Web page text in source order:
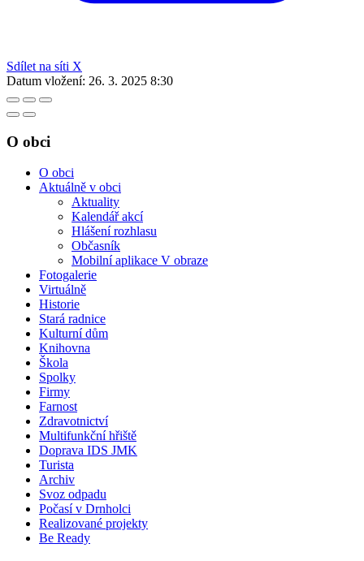
Sdílet na síti X
Datum vložení: 26. 3. 2025 8:30
O obci
O obci
Aktuálně v obci
Aktuality
Kalendář akcí
Hlášení rozhlasu
Občasník
Mobilní aplikace V obraze
Fotogalerie
Virtuálně
Historie
Stará radnice
Kulturní dům
Knihovna
Škola
Spolky
Firmy
Farnost
Zdravotnictví
Multifunkční hřiště
Doprava IDS JMK
Turista
Archiv
Svoz odpadu
Počasí v Drnholci
Realizované projekty
Be Ready